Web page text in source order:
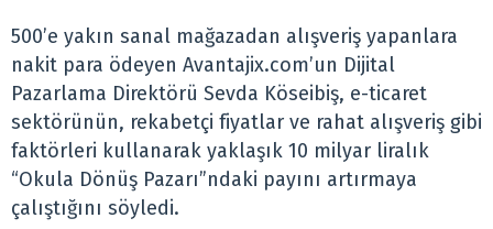
500’e yakın sanal mağazadan alışveriş yapanlara
nakit para ödeyen Avantajix.com’un Dijital
Pazarlama Direktörü Sevda Köseibiş, e-ticaret
sektörünün, rekabetçi fiyatlar ve rahat alışveriş gibi
faktörleri kullanarak yaklaşık 10 milyar liralık
“Okula Dönüş Pazarı”ndaki payını artırmaya
çalıştığını söyledi.